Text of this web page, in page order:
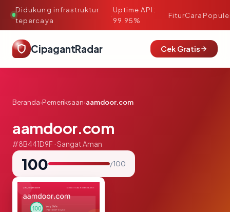
Didukung infrastruktur
tepercaya
·
Uptime API:
99.95%
FiturCara
CipagantRadar Cek Gratis
Beranda›Pemeriksaan›aamdoor.com
aamdoor.com
#8B441D9F · Sangat Aman
100 / 100